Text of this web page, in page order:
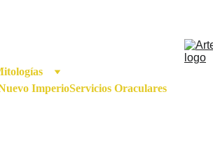
ImperioServicios Oraculares